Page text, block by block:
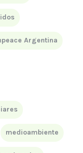
Argentina
medioambiente